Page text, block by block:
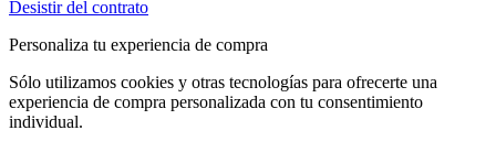
Desistir del contrato
Personaliza tu experiencia de compra
Sólo utilizamos cookies y otras tecnologías para ofrecerte una
experiencia de compra personalizada con tu consentimiento
individual.